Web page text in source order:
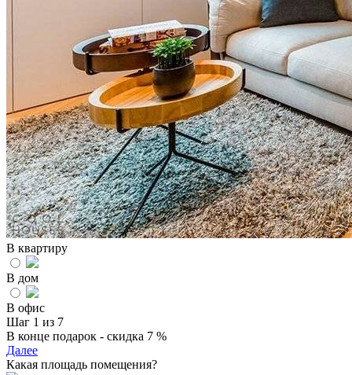
В квартиру
В дом
В офис
Шаг 1 из 7
В конце подарок - скидка 7 %
Далее
Какая площадь помещения?